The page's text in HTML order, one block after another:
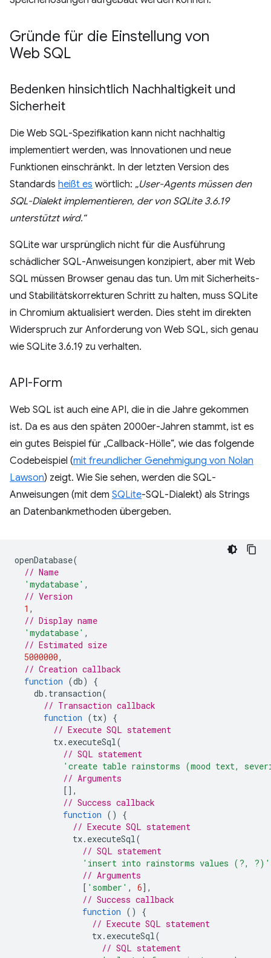
Gründe für die Einstellung von
Web SQL
Bedenken hinsichtlich Nachhaltigkeit und
Sicherheit
Die Web SQL-Spezifikation kann nicht nachhaltig
implementiert werden, was Innovationen und neue
Funktionen einschränkt. In der letzten Version des
Standards heißt es wörtlich: „User-Agents müssen den
SQL-Dialekt implementieren, der von SQLite 3.6.19
unterstützt wird.“
SQLite war ursprünglich nicht für die Ausführung
schädlicher SQL-Anweisungen konzipiert, aber mit Web
SQL müssen Browser genau das tun. Um mit Sicherheits-
und Stabilitätskorrekturen Schritt zu halten, muss SQLite
in Chromium aktualisiert werden. Dies steht im direkten
Widerspruch zur Anforderung von Web SQL, sich genau
wie SQLite 3.6.19 zu verhalten.
API-Form
Web SQL ist auch eine API, die in die Jahre gekommen
ist. Da es aus den späten 2000er-Jahren stammt, ist es
ein gutes Beispiel für „Callback-Hölle“, wie das folgende
Codebeispiel (mit freundlicher Genehmigung von Nolan
Lawson) zeigt. Wie Sie sehen, werden die SQL-
Anweisungen (mit dem SQLite-SQL-Dialekt) als Strings
an Datenbankmethoden übergeben.
openDatabase(
// Name
'mydatabase' ,
// Version
1 ,
// Display name
'mydatabase' ,
// Estimated size
5000000,
// Creation callback
function (db)
{
db . transaction(
// Transaction callback
function (tx)
{
// Execute SQL statement
tx. executeSql(
// SQL statement
'create table rainstorms (mood text,
// Arguments
[],
// Success callback
function ()
{
// Execute SQL statement
tx. executeSql(
// SQL statement
'insert into rainstorms values (?, ?)'
// Arguments
[ 'somber' , 6],
// Success callback
function ()
{
// Execute SQL statement
tx. executeSql(
// SQL statement